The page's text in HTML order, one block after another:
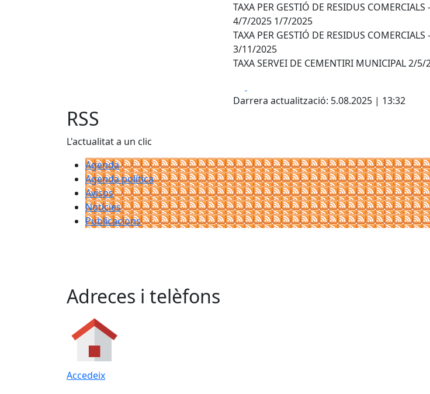
TAXA PER GESTIÓ DE RESIDUS
4/7/2025 1/7/2025
TAXA PER GESTIÓ DE RESIDUS
3/11/2025
TAXA SERVEI DE CEMENTIRI MUNICIPAL 2/
Darrera actualització: 5.08.2025 | 13:32
RSS
L'actualitat a un clic
Agenda
Agenda política
Avisos
Notícies
Publicacions
Adreces i telèfons
Accedeix